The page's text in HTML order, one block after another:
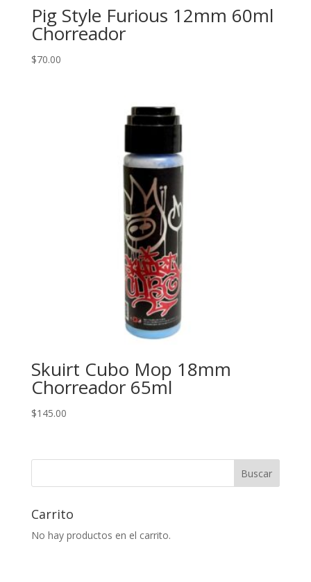
Pig Style Furious 12mm 60ml
Chorreador
$70.00
Skuirt Cubo Mop 18mm
Chorreador 65ml
$145.00
Buscar
Carrito
No hay productos en el carrito.